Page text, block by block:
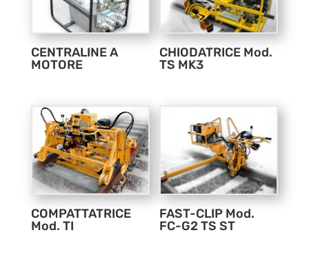
CENTRALINE A
MOTORE
CHIODATRICE Mod.
TS MK3
COMPATTATRICE
Mod. TI
FAST-CLIP Mod.
FC-G2 TS ST